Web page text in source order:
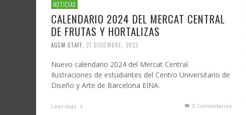
NOTICIAS
CALENDARIO 2024 DEL MERCAT CENTRAL
DE FRUTAS Y HORTALIZAS
AGEM-STAFF 21 DICIEMBRE, 2023
Nuevo calendario 2024 del Mercat Central.
Ilustraciones de estudiantes del Centro Universitario de
Diseño y Arte de Barcelona EINA.
Leer más 0 Comentarios